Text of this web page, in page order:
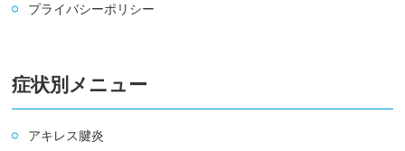
プライバシーポリシー
症状別メニュー
アキレス腱炎